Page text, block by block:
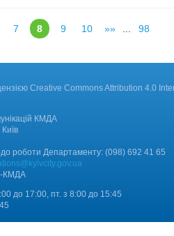
7 8 9 10 »» 98
Creative Commons Attribution 4.0
КМДА
роботи Департаменту: (098) 692 41 65
КМДА
до 17:00, пт. з 8:00 до 15:45